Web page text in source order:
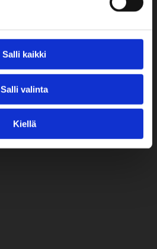
Salli kaikki
Salli valinta
Kiellä